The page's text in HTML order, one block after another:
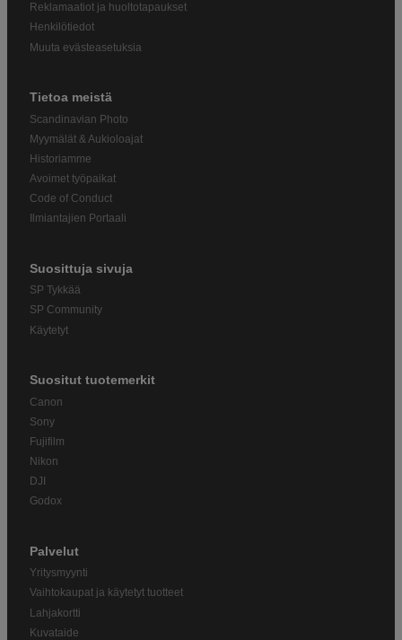
Reklamaatiot ja huoltotapaukset
Henkilötiedot
Muuta evästeasetuksia
Tietoa meistä
Scandinavian Photo
Myymälät & Aukioloajat
Historiamme
Avoimet työpaikat
Code of Conduct
Ilmiantajien Portaali
Suosittuja sivuja
SP Tykkää
SP Community
Käytetyt
Suositut tuotemerkit
Canon
Sony
Fujifilm
Nikon
DJI
Godox
Palvelut
Yritysmyynti
Vaihtokaupat ja käytetyt tuotteet
Lahjakortti
Kuvataide